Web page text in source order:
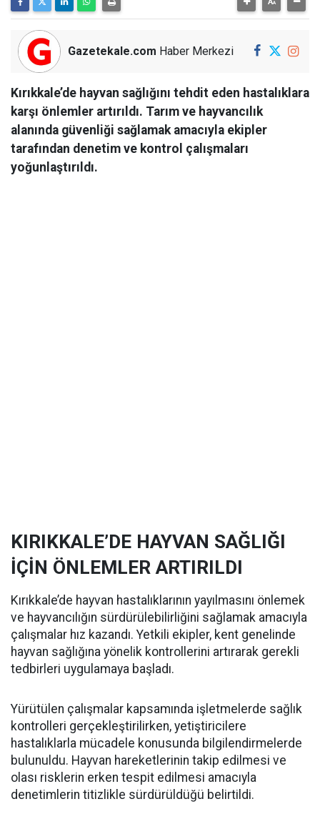
Gazetekale.com Haber Merkezi
Kırıkkale’de hayvan sağlığını tehdit eden hastalıklara
karşı önlemler artırıldı. Tarım ve hayvancılık
alanında güvenliği sağlamak amacıyla ekipler
tarafından denetim ve kontrol çalışmaları
yoğunlaştırıldı.
KIRIKKALE’DE HAYVAN SAĞLIĞI
İÇİN ÖNLEMLER ARTIRILDI
Kırıkkale’de hayvan hastalıklarının yayılmasını önlemek
ve hayvancılığın sürdürülebilirliğini sağlamak amacıyla
çalışmalar hız kazandı. Yetkili ekipler, kent genelinde
hayvan sağlığına yönelik kontrollerini artırarak gerekli
tedbirleri uygulamaya başladı.
Yürütülen çalışmalar kapsamında işletmelerde sağlık
kontrolleri gerçekleştirilirken, yetiştiricilere
hastalıklarla mücadele konusunda bilgilendirmelerde
bulunuldu. Hayvan hareketlerinin takip edilmesi ve
olası risklerin erken tespit edilmesi amacıyla
denetimlerin titizlikle sürdürüldüğü belirtildi.